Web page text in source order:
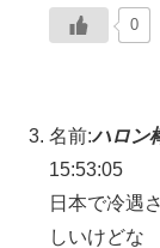
0
名前:ハロン
15:53:05
日本で冷遇
しいけどな